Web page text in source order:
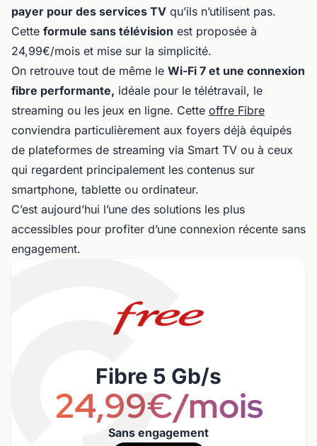
payer pour des services TV qu’ils n’utilisent pas.
Cette formule sans télévision est proposée à
24,99€/mois et mise sur la simplicité.
On retrouve tout de même le Wi-Fi 7 et une connexion
fibre performante, idéale pour le télétravail, le
streaming ou les jeux en ligne. Cette offre Fibre
conviendra particulièrement aux foyers déjà équipés
de plateformes de streaming via Smart TV ou à ceux
qui regardent principalement les contenus sur
smartphone, tablette ou ordinateur.
C’est aujourd’hui l’une des solutions les plus
accessibles pour profiter d’une connexion récente sans
engagement.
Fibre 5 Gb/s
24,99€/mois
Sans engagement